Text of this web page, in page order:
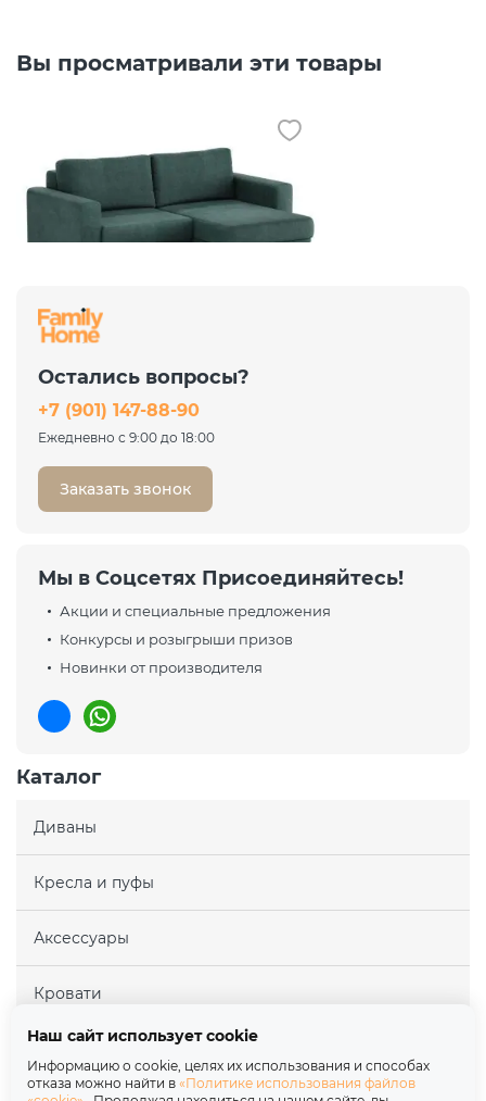
Вы просматривали эти товары
Диван угловой Ларсон 2М
74 036 ₽ 98 715 ₽
Остались вопросы?
+7 (901) 147-88-90
Ежедневно с 9:00 до 18:00
Заказать звонок
Мы в Соцсетях Присоединяйтесь!
Акции и специальные предложения
Конкурсы и розыгрыши призов
Новинки от производителя
Каталог
Диваны
Кресла и пуфы
Аксессуары
Кровати
Наш сайт использует cookie
Информацию о cookie, целях их использования и способах
отказа можно найти в «Политике использования файлов